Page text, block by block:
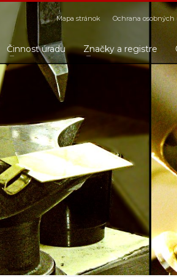
Mapa stránok Ochrana osobných
Činnosť úradu Značky a registre
1 2 3